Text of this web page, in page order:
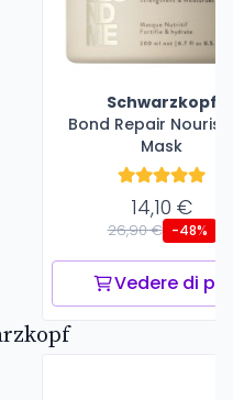
Schwarzkopf
Bond Repair
Mask
14,10 €
26,90 € -48%
Vedere di più